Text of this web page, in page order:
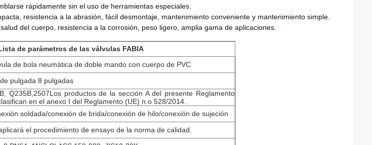
rápidamente sin el uso de herramientas especiales.
resistencia a la abrasión, fácil desmontaje, mantenimiento conveniente y mantenimiento simple.
del cuerpo, resistencia a la corrosión, peso ligero, amplia gama de aplicaciones.
de parámetros de las válvulas FABIA
de bola neumática de doble mando con cuerpo de PVC
pulgada 8 pulgadas
Q235B,2507Los productos de la sección A del presente Reglamento
en el anexo I del Reglamento (UE) n.o 528/2014.
soldada/conexión de brida/conexión de hilo/conexión de sujeción
el procedimiento de ensayo de la norma de calidad.